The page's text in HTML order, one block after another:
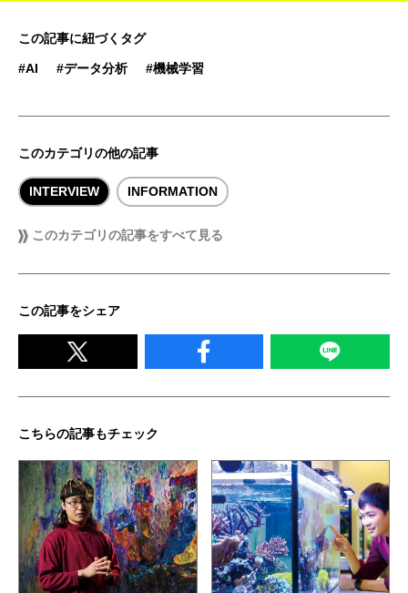
この記事に紐づくタグ
#AI #データ分析 #機械学習
このカテゴリの他の記事
INTERVIEW INFORMATION
このカテゴリの記事をすべて見る
この記事をシェア
こちらの記事もチェック